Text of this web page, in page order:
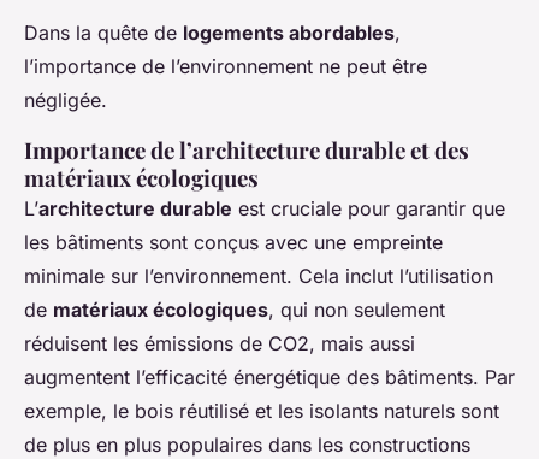
Dans la quête de logements abordables,
l’importance de l’environnement ne peut être
négligée.
Importance de l’architecture durable et des
matériaux écologiques
L’architecture durable est cruciale pour garantir que
les bâtiments sont conçus avec une empreinte
minimale sur l’environnement. Cela inclut l’utilisation
de matériaux écologiques, qui non seulement
réduisent les émissions de CO2, mais aussi
augmentent l’efficacité énergétique des bâtiments. Par
exemple, le bois réutilisé et les isolants naturels sont
de plus en plus populaires dans les constructions